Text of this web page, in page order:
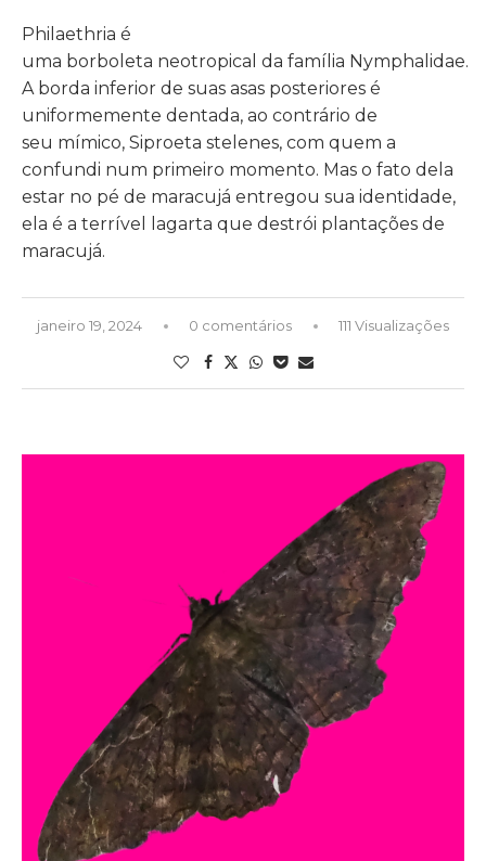
Philaethria é
uma borboleta neotropical da família Nymphalidae.
A borda inferior de suas asas posteriores é
uniformemente dentada, ao contrário de
seu mímico, Siproeta stelenes, com quem a
confundi num primeiro momento. Mas o fato dela
estar no pé de maracujá entregou sua identidade,
ela é a terrível lagarta que destrói plantações de
maracujá.
janeiro 19, 2024 0 comentários 111 Visualizações